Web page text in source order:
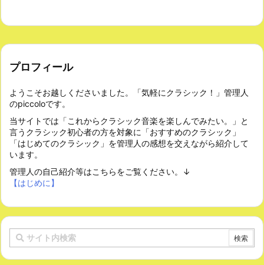
プロフィール
ようこそお越しくださいました。「気軽にクラシック！」管理人
のpiccoloです。
当サイトでは「これからクラシック音楽を楽しんでみたい。」と
言うクラシック初心者の方を対象に「おすすめのクラシック」
「はじめてのクラシック」を管理人の感想を交えながら紹介して
います。
管理人の自己紹介等はこちらをご覧ください。↓
【はじめに】